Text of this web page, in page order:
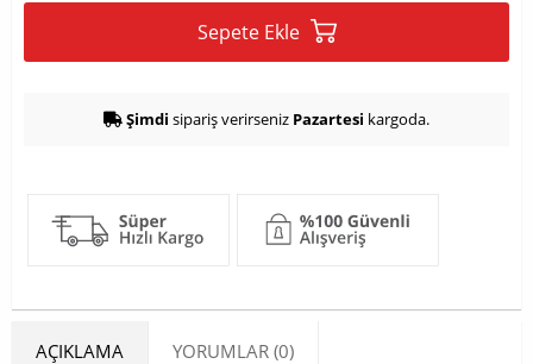
Sepete Ekle
Şimdi sipariş verirseniz Pazartesi kargoda.
AÇIKLAMA YORUMLAR (0)